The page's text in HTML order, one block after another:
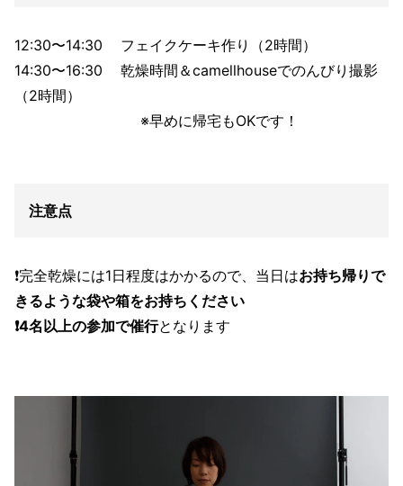
12:30〜14:30 フェイクケーキ作り（2時間）
14:30〜16:30 乾燥時間＆camellhouseでのんびり撮影
（2時間）
※早めに帰宅もOKです！
注意点
❗️完全乾燥には1日程度はかかるので、当日はお持ち帰りで
きるような袋や箱をお持ちください
❗️4名以上の参加で催行となります